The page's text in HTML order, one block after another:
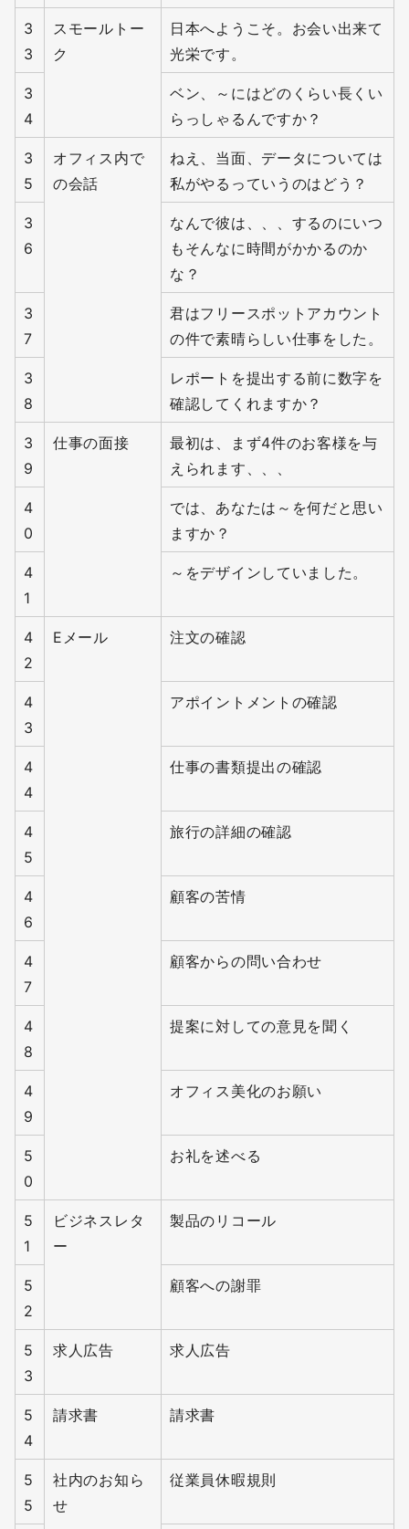
3
3
スモールトー
ク
日本へようこそ。お会い出来て
光栄です。
3
4
ベン、～にはどのくらい長くい
らっしゃるんですか？
3
5
オフィス内で
の会話
ねえ、当面、データについては
私がやるっていうのはどう？
3
6
なんで彼は、、、するのにいつ
もそんなに時間がかかるのか
な？
3
7
君はフリースポットアカウント
の件で素晴らしい仕事をした。
3
8
レポートを提出する前に数字を
確認してくれますか？
3
9
仕事の面接
最初は、まず4件のお客様を与
えられます、、、
4
0
では、あなたは～を何だと思い
ますか？
4
1
～をデザインしていました。
4
2
Eメール 注文の確認
4
3
アポイントメントの確認
4
4
仕事の書類提出の確認
4
5
旅行の詳細の確認
4
6
顧客の苦情
4
7
顧客からの問い合わせ
4
8
提案に対しての意見を聞く
4
9
オフィス美化のお願い
5
0
お礼を述べる
5
1
ビジネスレタ
ー
製品のリコール
5
2
顧客への謝罪
5
3
求人広告 求人広告
5
4
請求書 請求書
5
5
社内のお知ら
せ
従業員休暇規則